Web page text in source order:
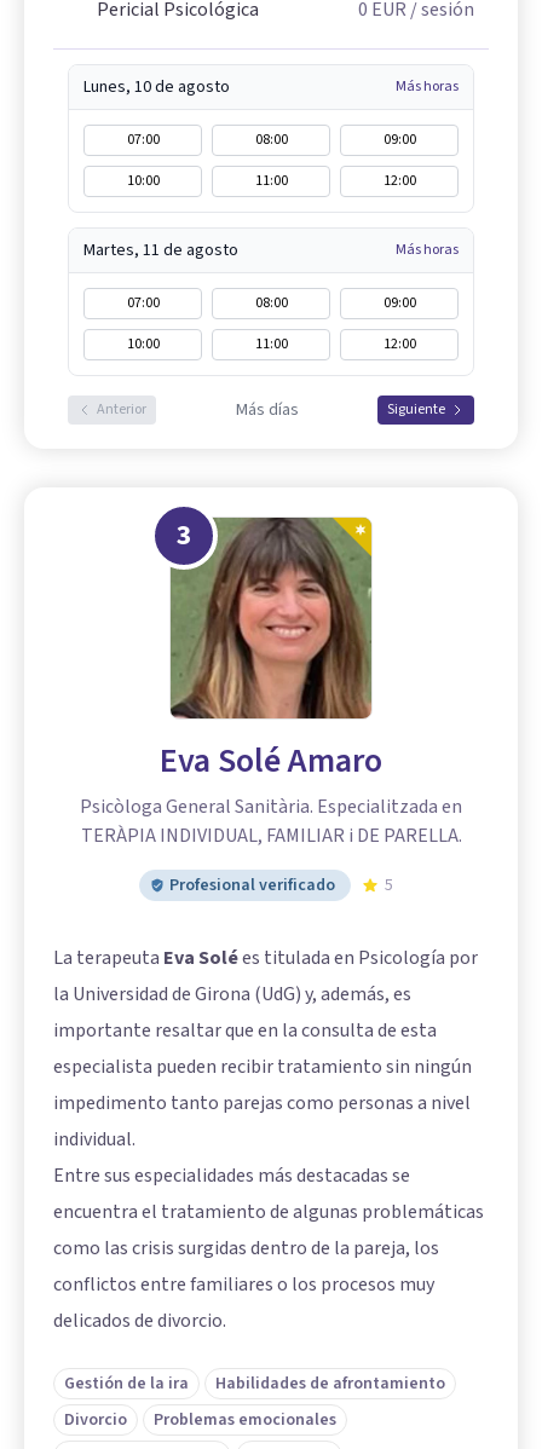
Pericial Psicológica
0 EUR / sesión
Lunes, 10 de agosto Más horas
07:00 08:00
09:00
10:00
11:00 12:00
Martes, 11 de agosto Más horas
07:00 08:00
09:00
10:00
11:00 12:00
Anterior Más días Siguiente
3
Eva Solé Amaro
Psicòloga General Sanitària. Especialitzada en
TERÀPIA INDIVIDUAL, FAMILIAR i DE PARELLA.
Profesional verificado 5
La terapeuta Eva Solées titulada en Psicología por
la Universidad de Girona (UdG) y, además, es
importante resaltar que en la consulta de esta
especialista pueden recibir tratamiento sin ningún
impedimento tanto parejas como personas a nivel
individual.
Entre sus especialidades más destacadas se
encuentra el tratamiento de algunas problemáticas
como las crisis surgidas dentro de la pareja, los
conflictos entre familiares o los procesos muy
delicados de divorcio.
Gestión de la ira
Habilidades de afrontamiento
Divorcio
Problemas emocionales